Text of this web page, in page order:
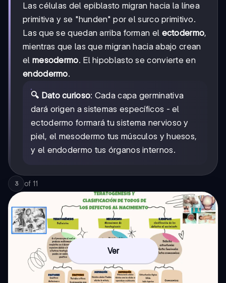
Las células del epiblasto migran hacia la línea
primitiva y se "hunden" por el surco primitivo.
Las que se quedan arriba forman el ectodermo,
mientras que las que migran hacia abajo crean
el mesodermo. El hipoblasto se convierte en
endodermo.
🔍 Dato curioso: Cada capa germinativa
dará origen a sistemas específicos - el
ectodermo formará tu sistema nervioso y
piel, el mesodermo tus músculos y huesos,
y el endodermo tus órganos internos.
3 of 11
Ver